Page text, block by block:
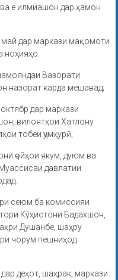
ё илмиашон дар ҳамон
дар маркази мақомоти
ноҳияҳо.
Вазорати
назорат карда мешавад;
дар маркази
вилоятҳои Хатлону
тобеи ҷумҳурӣ;
ҷойҳои якум, дуюм ва
давлатии
сеюм ба комиссияи
Кӯҳистони Бадахшон,
Душанбе, шаҳру
чорум пешниҳод
деҳот, шаҳрак, маркази